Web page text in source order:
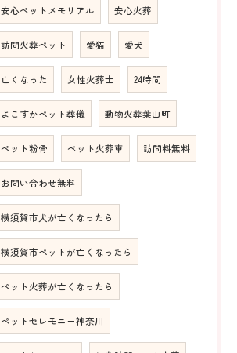
安心ペットメモリアル 安心火葬
訪問火葬ペット 愛猫 愛犬
亡くなった 女性火葬士 24時間
よこすかペット葬儀 動物火葬葉山町
ペット粉骨 ペット火葬車 訪問料無料
お問い合わせ無料
横須賀市犬が亡くなったら
横須賀市ペットが亡くなったら
ペット火葬が亡くなったら
ペットセレモニー神奈川